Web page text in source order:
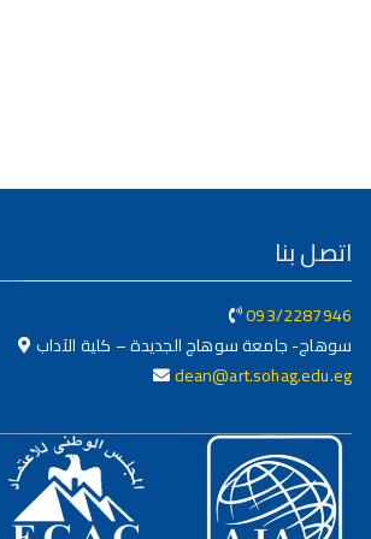
اتصل بنا
093/2287946
سوهاج- جامعة سوهاج الجديدة – كلية الآداب
dean@art.sohag.edu.eg